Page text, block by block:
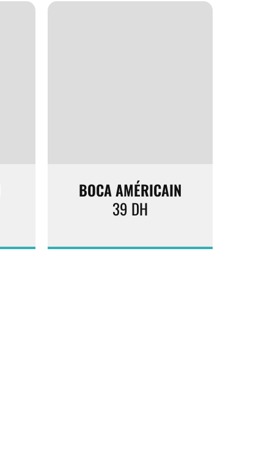
BOCA AMÉRICAIN
39 DH